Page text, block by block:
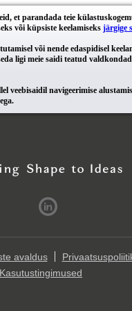
et parandada teie
või küpsiste keelamiseks järgige
või nende edaspidisel
ligi meie saidi teatud
veebisaidil navigeerimise
avaldus
Kasutustingimused